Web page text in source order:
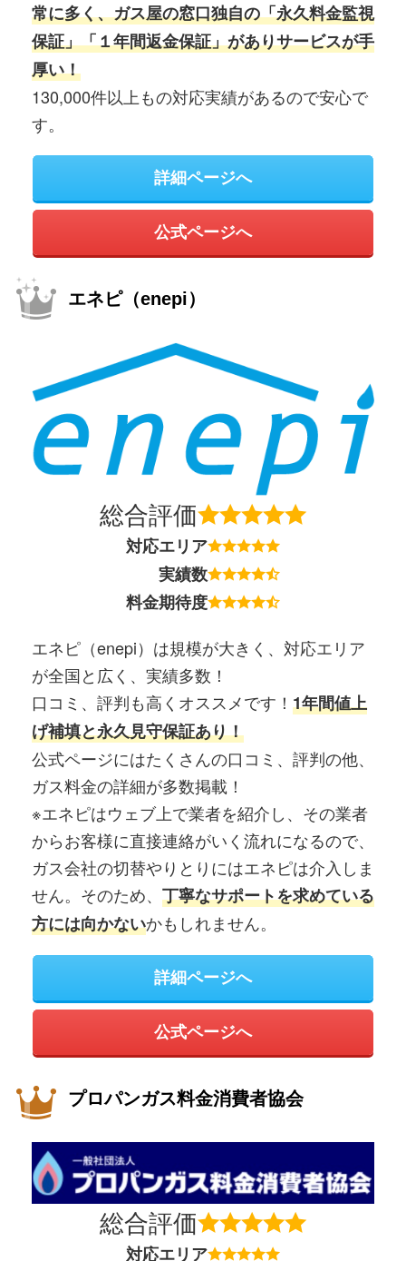
常に多く、ガス屋の窓口独自の「永久料金監視
保証」「１年間返金保証」がありサービスが手
厚い！
130,000件以上もの対応実績があるので安心で
す。
詳細ページへ
公式ページへ
エネピ（enepi）
総合評価
対応エリア
実績数
料金期待度
エネピ（enepi）は規模が大きく、対応エリア
が全国と広く、実績多数！
口コミ、評判も高くオススメです！ 1年間値上
げ補填と永久見守保証あり！
公式ページにはたくさんの口コミ、評判の他、
ガス料金の詳細が多数掲載！
※エネピはウェブ上で業者を紹介し、その業者
からお客様に直接連絡がいく流れになるので、
ガス会社の切替やりとりにはエネピは介入しま
せん。そのため、 丁寧なサポートを求めている
方には向かないかもしれません。
詳細ページへ
公式ページへ
プロパンガス料金消費者協会
総合評価
対応エリア